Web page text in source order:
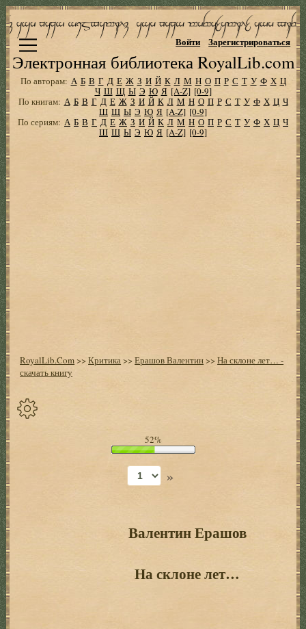
Электронная библиотека RoyalLib.com
Войти Зарегистрироваться
По авторам: А Б В Г Д Е Ж З И Й К Л М Н О П Р С Т У Ф Х Ц
Ч Ш Щ Ы Э Ю Я [A-Z] [0-9]
По книгам: А Б В Г Д Е Ж З И Й К Л М Н О П Р С Т У Ф Х Ц Ч
Ш Щ Ы Э Ю Я [A-Z] [0-9]
По сериям: А Б В Г Д Е Ж З И Й К Л М Н О П Р С Т У Ф Х Ц Ч
Ш Щ Ы Э Ю Я [A-Z] [0-9]
RoyalLib.Com>>Критика>>Ерашов Валентин>>На склоне лет… -
скачать книгу
52%
»
Валентин Ерашов
На склоне лет…